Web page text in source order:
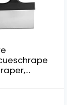
Griddel-